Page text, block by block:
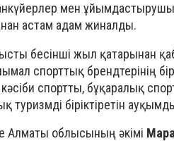
мен
астам адам жиналды.
бесінші жыл қатарынан
спорттық брендтерінің
спортты, бұқаралық
туризмді біріктіретін
Алматы облысының әкімі